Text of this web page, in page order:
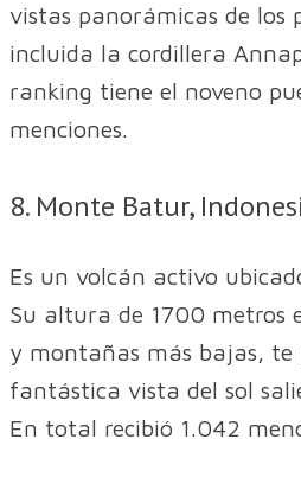
vistas panorámicas de los
incluida la cordillera
ranking tiene el noveno
menciones.
8. Monte Batur,
Es un volcán activo
Su altura de 1700 metros
y montañas más bajas,
fantástica vista del sol
En total recibió 1.042